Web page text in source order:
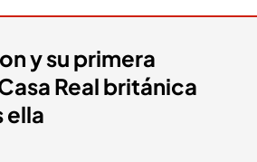
y su primera
Real británica
ella